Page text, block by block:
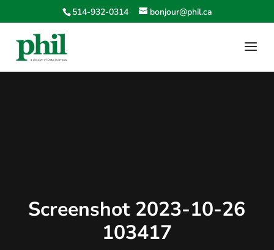
514-932-0314 bonjour@phil.ca
Screenshot 2023-10-26
103417